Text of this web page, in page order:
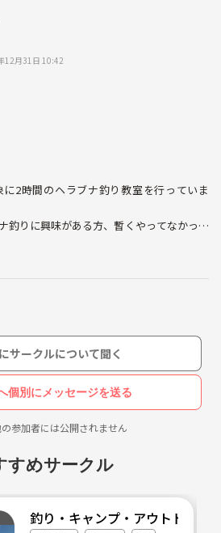
12月31日 10:42
2時間のヘラブナ釣り教室を行っていま
釣りに興味がある方、暫くやってなかった
おります！
ので、お気軽にお越しください（餌は購入
所で販売しています）。
はレンタル道具にてご自由に楽しんで頂け
間は初めての方対象の体験教室は休止で
名川町）
（大阪府貝塚市）でも開催しています。
参加希望の方は天神釣り池（072-799-544
します。
サークルについて聞く
個別にメッセージを送る
参加者には公開されません
すめサークル
釣り・キャンプ・アウトドアサ